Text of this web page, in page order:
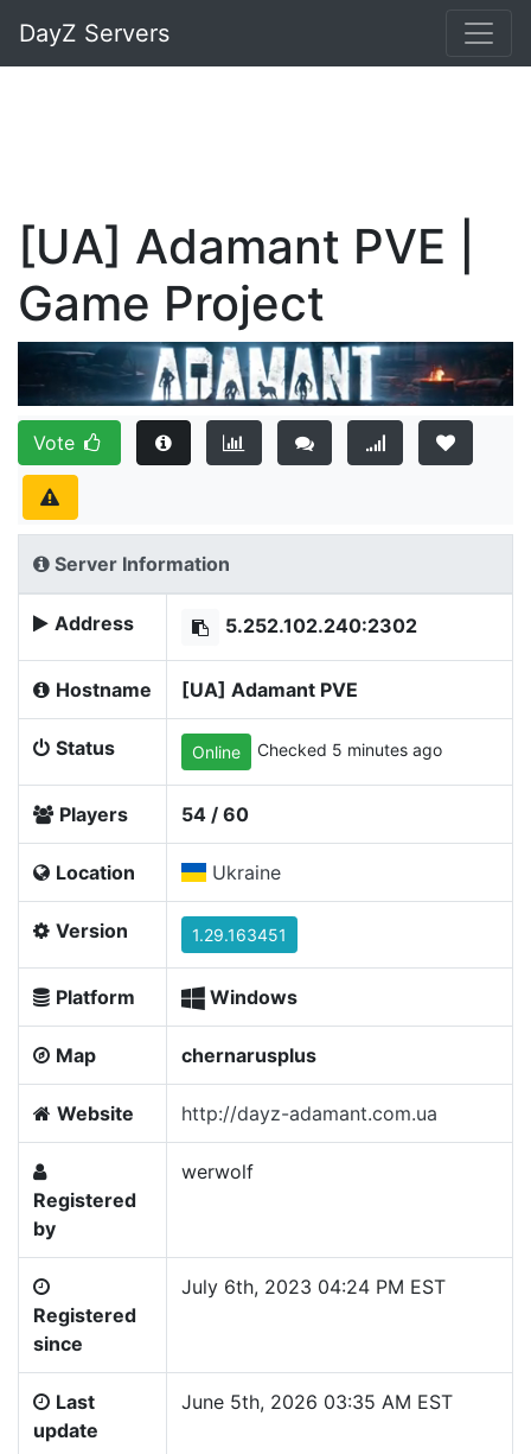
DayZ Servers
[UA] Adamant PVE |
Game Project
Vote
Server Information
Address 5.252.102.240:2302
Hostname [UA] Adamant PVE
Status Online Checked 5 minutes ago
Players 54 / 60
Location Ukraine
Version 1.29.163451
Platform Windows
Map chernarusplus
Website http://dayz-adamant.com.ua
Registered
by
werwolf
Registered
since
July 6th, 2023 04:24 PM EST
Last
update
June 5th, 2026 03:35 AM EST